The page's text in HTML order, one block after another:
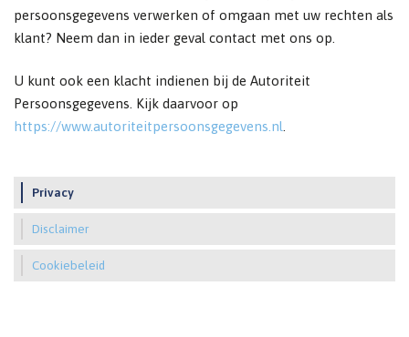
persoonsgegevens verwerken of omgaan met uw rechten als
klant? Neem dan in ieder geval contact met ons op.
U kunt ook een klacht indienen bij de Autoriteit
Persoonsgegevens. Kijk daarvoor op
https://www.autoriteitpersoonsgegevens.nl.
Privacy
Disclaimer
Cookiebeleid